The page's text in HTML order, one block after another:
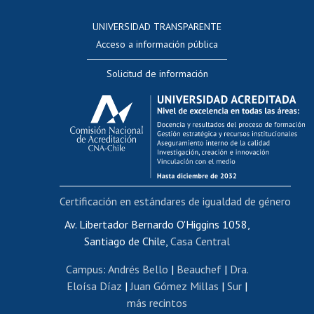
Evaluación docente
Calificación académica
Postulación al AUCAI
Funcionarias/os
Cursos internos de capacitación
Bienestar del personal
Portal de movilidad interna
Certificado de renta
Certificado de renta honorarios
Editar páginas blancas
Extranjeras/os
UNIVERSIDAD TRANSPARENTE
Acceso a información pública
Solicitud de información
Av. Libertador Bernardo O'Higgins 1058,
Santiago de Chile, Casa Central
Campus: Andrés Bello | Beauchef| Dra.
Eloísa Díaz | Juan Gómez Millas | Sur |
más recintos
Certificación en estándares de igualdad de género